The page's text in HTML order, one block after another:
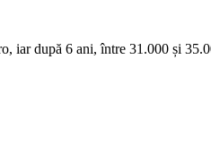
după 6 ani, între 31.000 și